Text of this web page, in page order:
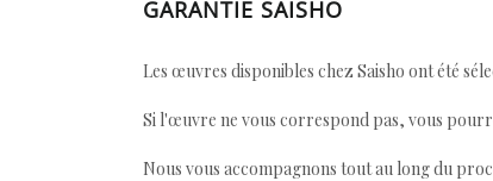
GARANTIE SAISHO
Les œuvres disponibles chez Saisho ont été
Si l'œuvre ne vous correspond pas, vous
Nous vous accompagnons tout au long du